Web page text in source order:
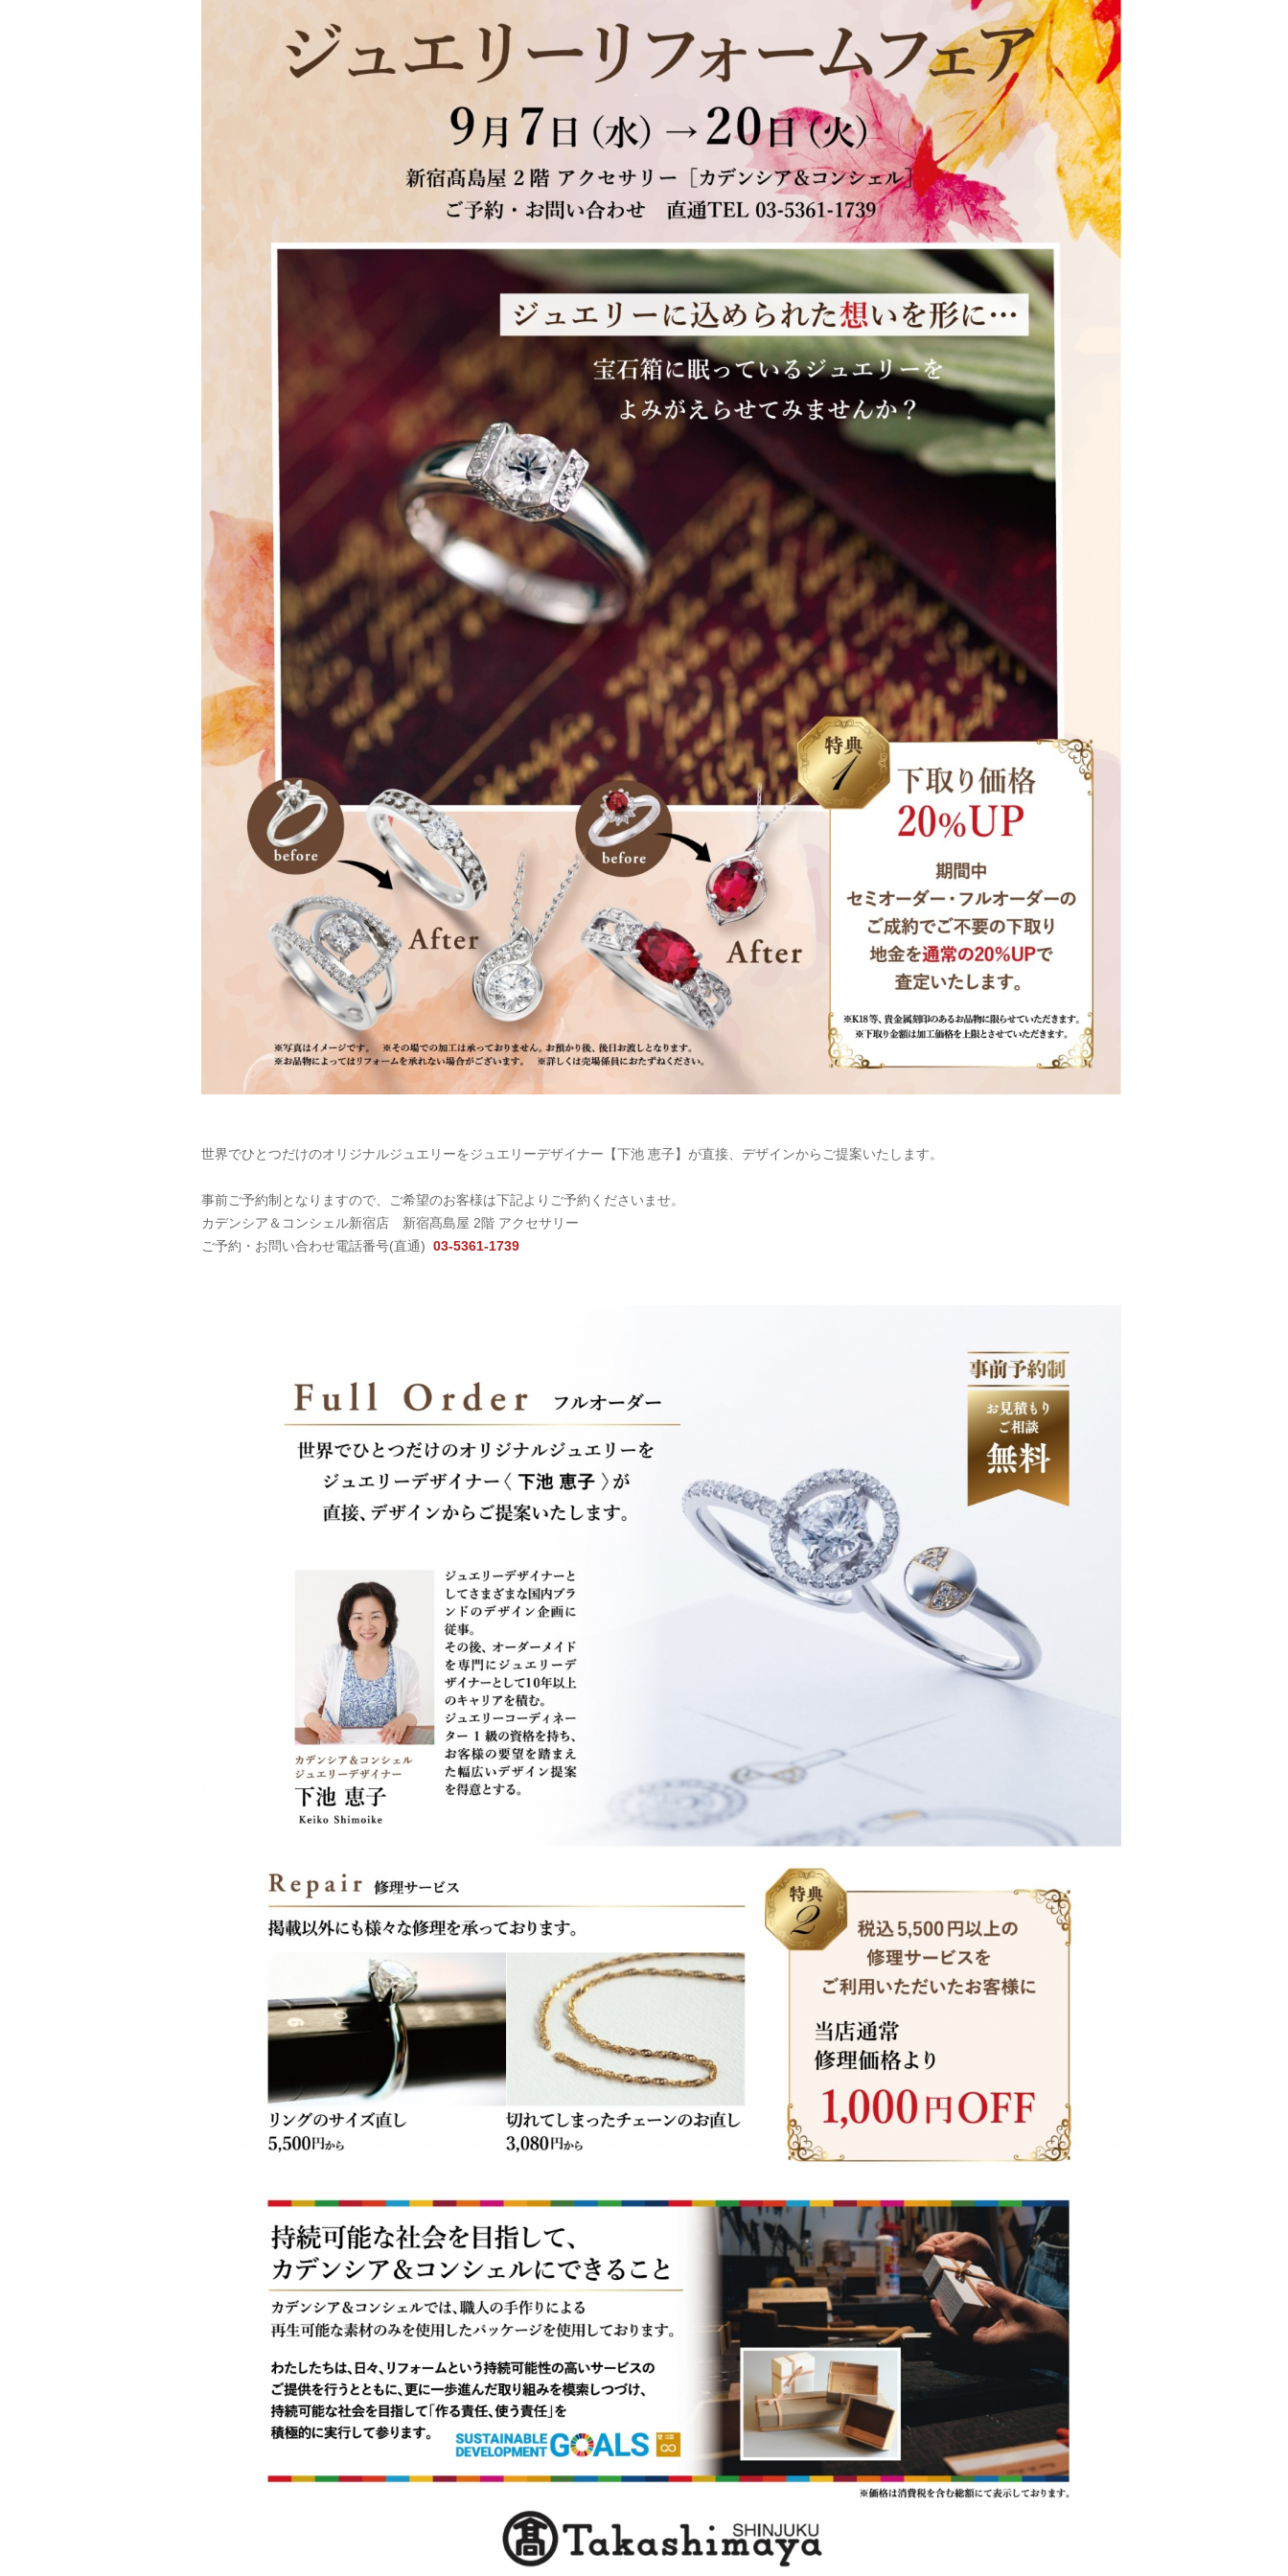
世界でひとつだけのオリジナルジュエリーをジュエリーデザイナー【下池 恵子】が直接、デザインからご提案いたします。
事前ご予約制となりますので、ご希望のお客様は下記よりご予約くださいませ。
カデンシア＆コンシェル新宿店 新宿髙島屋 2階 アクセサリー
ご予約・お問い合わせ電話番号(直通) 03-5361-1739